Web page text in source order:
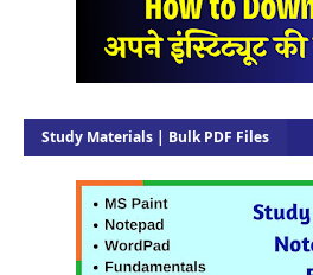
Study Materials | Bulk PDF Files